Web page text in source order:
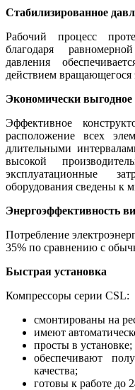
Стабилизированное
Рабочий процесс
благодаря
давления
действием вращающегося
Экономически
Эффективное
расположение всех
длительными
высокой
эксплуатационные
оборудования сведены к
Энергоэффективность
Потребление
35% по сравнению с
Быстрая установка
Компрессоры серии CSL:
смонтированы на
имеют
просты в установке;
обеспечивают
качества;
готовы к работе до